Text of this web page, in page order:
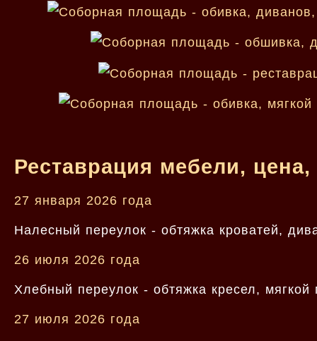
Реставрация мебели,
27 января 2026 года
Налесный переулок - обтяжка кроватей,
26 июля 2026 года
Хлебный переулок - обтяжка кресел,
27 июля 2026 года